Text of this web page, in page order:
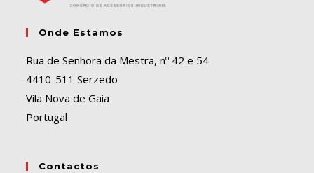
Onde Estamos
Rua de Senhora da Mestra, nº 42 e 54
4410-511 Serzedo
Vila Nova de Gaia
Portugal
Contactos